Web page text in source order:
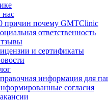
причин почему GMTClinic
ответственность
и сертификаты
информация для
согласия